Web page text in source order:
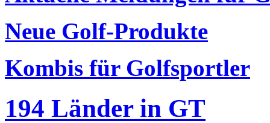
Neue Golf-Produkte
Kombis für Golfsportler
194 Länder in GT